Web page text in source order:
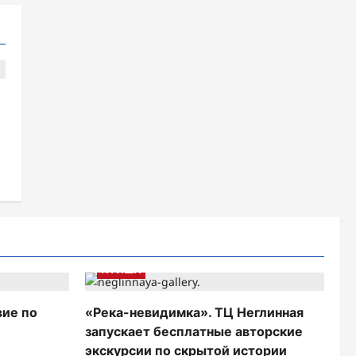
по
АФИША
«Река-невидимка». ТЦ Неглинная
запускает бесплатные авторские
экскурсии по скрытой истории